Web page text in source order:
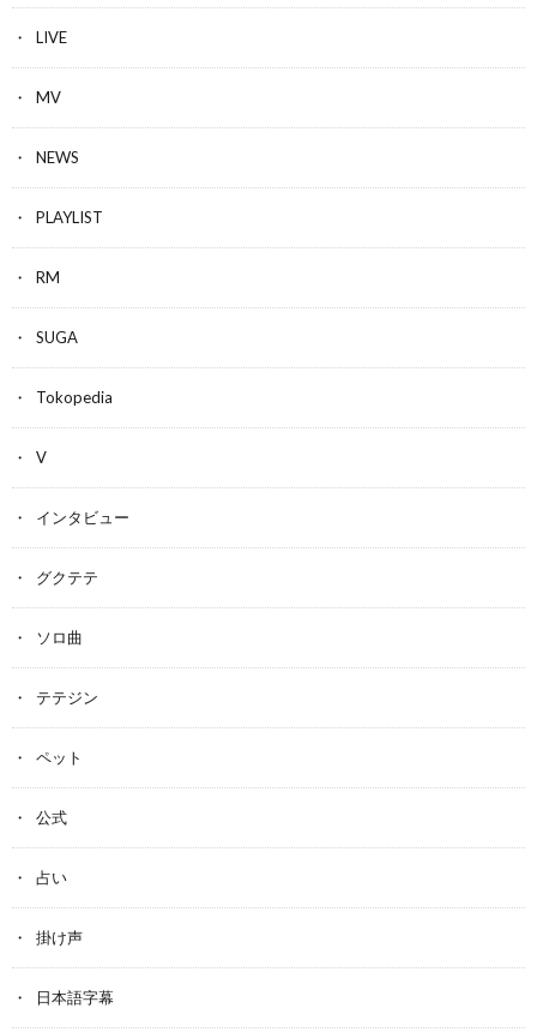
LIVE
MV
NEWS
PLAYLIST
RM
SUGA
Tokopedia
V
インタビュー
グクテテ
ソロ曲
テテジン
ペット
公式
占い
掛け声
日本語字幕